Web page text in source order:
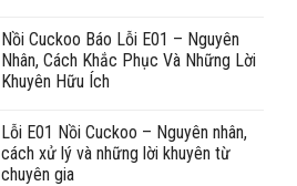
Nồi Cuckoo Báo Lỗi E01 – Nguyên
Nhân, Cách Khắc Phục Và Những Lời
Khuyên Hữu Ích
Lỗi E01 Nồi Cuckoo – Nguyên nhân,
cách xử lý và những lời khuyên từ
chuyên gia